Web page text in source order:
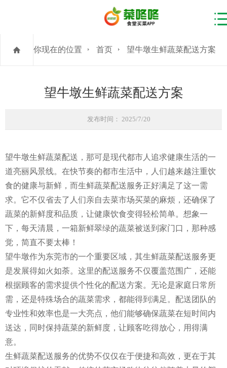
你现在的位置 首页 望牛墩生鲜蔬菜配送方案
望牛墩生鲜蔬菜配送方案
发布时间： 2025/7/20
望牛墩生鲜蔬菜配送，那可是现代都市人追求健康生活的一
道亮丽风景线。在快节奏的都市生活中，人们越来越注重饮
食的健康与新鲜，而生鲜蔬菜配送服务正好满足了这一需
求。它不仅省去了人们亲自去菜市场买菜的麻烦，还确保了
蔬菜的新鲜度和品质，让健康饮食变得轻松简单。想象一
下，每天清晨，一箱新鲜翠绿的蔬菜被送到家门口，那种感
觉，简直不要太棒！
望牛墩作为东莞市的一个重要区域，其生鲜蔬菜配送服务更
是发展得如火如荼。这里的配送服务不仅覆盖范围广，还能
根据顾客的需求提供个性化的配送方案。无论是家庭日常所
需，还是特殊场合的蔬菜需求，都能得到满足。配送团队的
专业性和效率也是一大亮点，他们能够确保蔬菜在短时间内
送达，同时保持蔬菜的新鲜度，让顾客吃得放心，用得满
意。
生鲜蔬菜配送服务的优势不仅仅在于便捷和高效，更在于其